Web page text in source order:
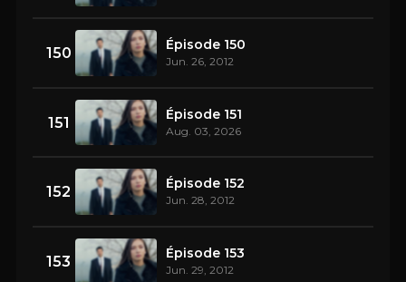
150 Épisode 150
Jun. 26, 2012
151 Épisode 151
Aug. 03, 2026
152 Épisode 152
Jun. 28, 2012
153 Épisode 153
Jun. 29, 2012